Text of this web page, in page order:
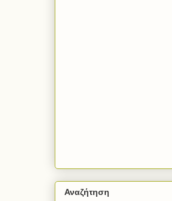
Αναζήτηση